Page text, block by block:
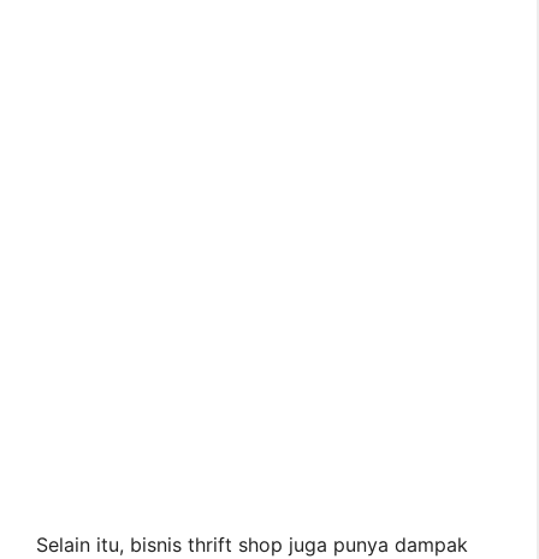
Selain itu, bisnis thrift shop juga punya dampak